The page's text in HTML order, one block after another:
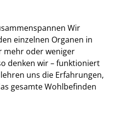
Wir
einzelnen Organen in
mehr oder weniger
denken wir – funktioniert
uns die Erfahrungen,
gesamte Wohlbefinden